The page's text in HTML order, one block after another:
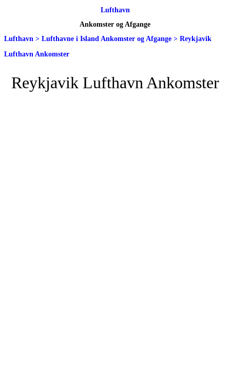
Lufthavn
Ankomster og Afgange
Lufthavn > Lufthavne i Island Ankomster og Afgange > Reykjavik
Lufthavn Ankomster
Reykjavik Lufthavn Ankomster